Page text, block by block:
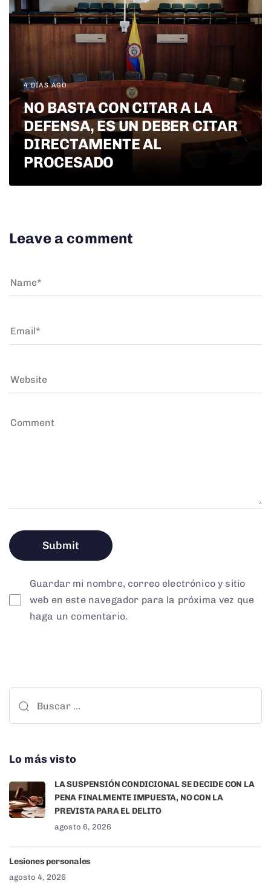
4 DÍAS AGO
NO BASTA CON CITAR A LA
DEFENSA, ES UN DEBER CITAR
DIRECTAMENTE AL
PROCESADO
Leave a comment
Guardar mi nombre, correo electrónico y sitio
web en este navegador para la próxima vez que
haga un comentario.
Lo más visto
LA SUSPENSIÓN CONDICIONAL SE DECIDE CON LA
PENA FINALMENTE IMPUESTA, NO CON LA
PREVISTA PARA EL DELITO
agosto 6, 2026
Lesiones personales
agosto 4, 2026